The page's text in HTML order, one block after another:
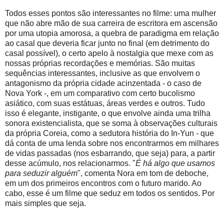
Todos esses pontos são interessantes no filme: uma mulher
que não abre mão de sua carreira de escritora em ascensão
por uma utopia amorosa, a quebra de paradigma em relação
ao casal que deveria ficar junto no final (em detrimento do
casal possível), o certo apelo à nostalgia que mexe com as
nossas próprias recordações e memórias. São muitas
sequências interessantes, inclusive as que envolvem o
antagonismo da própria cidade acinzentada - o caso de
Nova York -, em um comparativo com certo bucolismo
asiático, com suas estátuas, áreas verdes e outros. Tudo
isso é elegante, instigante, o que envolve ainda uma trilha
sonora existencialista, que se soma à observações culturais
da própria Coreia, como a sedutora história do In-Yun - que
dá conta de uma lenda sobre nos encontrarmos em milhares
de vidas passadas (nos esbarrando, que seja) para, a partir
desse acúmulo, nos relacionarmos. "É há algo que usamos
para seduzir alguém", comenta Nora em tom de deboche,
em um dos primeiros encontros com o futuro marido. Ao
cabo, esse é um filme que seduz em todos os sentidos. Por
mais simples que seja.